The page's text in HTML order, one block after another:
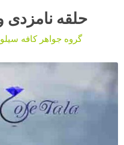
حلقه نامزدی و
گروه جواهر کافه